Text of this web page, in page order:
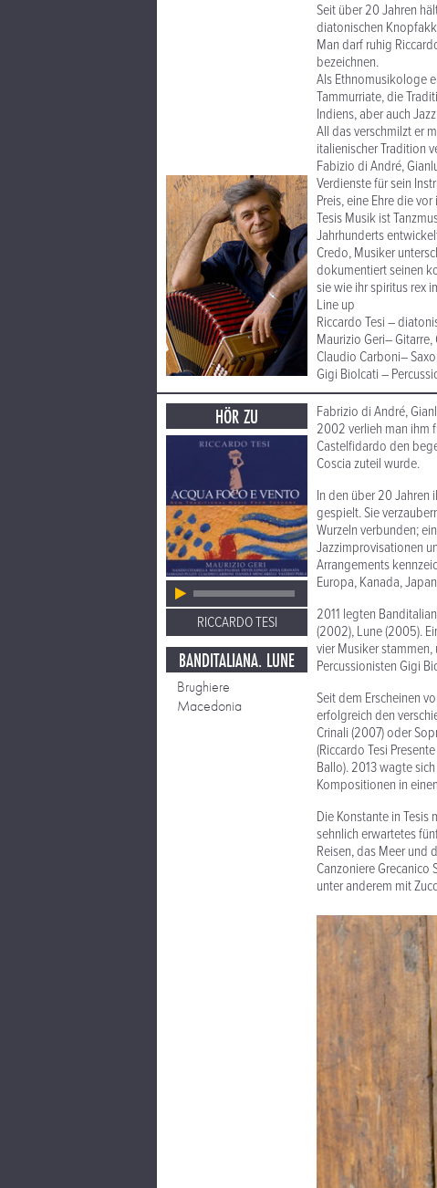
Seit über 20 Jahren
diatonischen
Man darf ruhig
bezeichnen.
Als Ethnomusikologe
Tammurriate, die
Indiens, aber auch
All das verschmilzt er
italienischer Tradition
Fabizio di André,
Verdienste für sein
Preis, eine Ehre die
Tesis Musik ist
Jahrhunderts
Credo, Musiker
dokumentiert seinen
sie wie ihr spiritus rex
Line up
Riccardo Tesi –
Maurizio Geri– Gitarre,
Claudio Carboni–
Gigi Biolcati –
HÖR ZU
RICCARDO TESI
BANDITALIANA. LUNE
Brughiere
Macedonia
Fabrizio di André,
2002 verlieh man ihm
Castelfidardo den
Coscia zuteil wurde.
In den über 20 Jahren
gespielt. Sie
Wurzeln verbunden;
Jazzimprovisationen
Arrangements
Europa, Kanada,
2011 legten
(2002), Lune (2005).
vier Musiker
Percussionisten Gigi
Seit dem Erscheinen
erfolgreich den
Crinali (2007) oder
(Riccardo Tesi
Ballo). 2013 wagte
Kompositionen in
Die Konstante in
sehnlich erwartetes
Reisen, das Meer und
Canzoniere Grecanico
unter anderem mit